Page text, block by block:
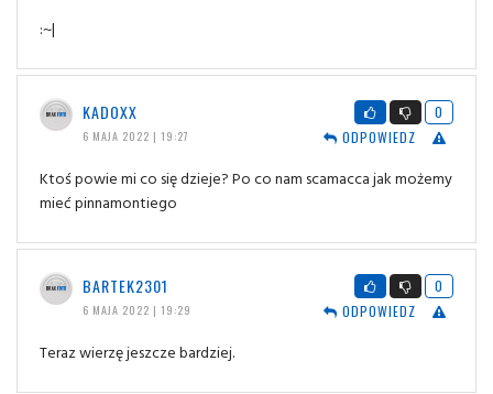
:~|
KADOXX
6 MAJA 2022 | 19:27
0
ODPOWIEDZ
Ktoś powie mi co się dzieje? Po co nam scamacca jak możemy
mieć pinnamontiego
BARTEK2301
6 MAJA 2022 | 19:29
0
ODPOWIEDZ
Teraz wierzę jeszcze bardziej.